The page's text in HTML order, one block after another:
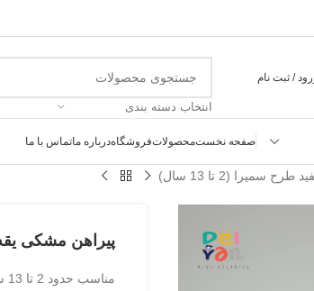
/ ثبت نام
انتخاب دسته بندی
صفحه نخستمحصولاتفروشگاهدرباره ماتماس با ما
سمیرا (2 تا 13 سال)
پیراهن مشکی یقه
مناسب حدود 2 تا 13 سال